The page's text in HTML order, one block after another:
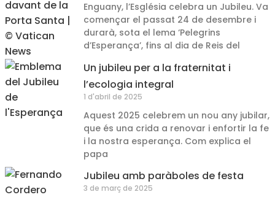
Enguany, l’Església celebra un Jubileu. Va
començar el passat 24 de desembre i
durarà, sota el lema ‘Pelegrins
d’Esperança’, fins al dia de Reis del
Un jubileu per a la fraternitat i
l’ecologia integral
1 d'abril de 2025
Aquest 2025 celebrem un nou any jubilar,
que és una crida a renovar i enfortir la fe
i la nostra esperança. Com explica el
papa
Jubileu amb paràboles de festa
3 de març de 2025